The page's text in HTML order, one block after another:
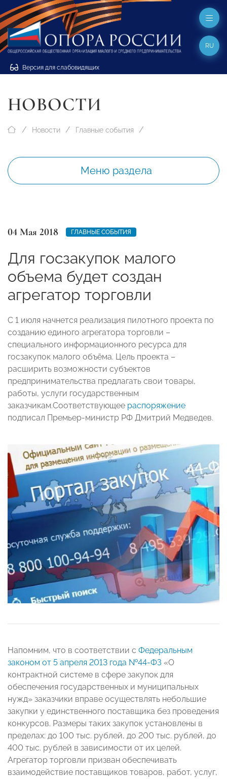
Версия для слабовидящих
RU
НОВОСТИ
Новости Главные события
Меню раздела
04 Мая 2018 ГЛАВНЫЕ СОБЫТИЯ
Для госзакупок малого
объема будет создан
агрегатор торговли
С 1 июля начнется реализация пилотного проекта по
созданию единого агрегатора торговли –
специального информационного ресурса для
госзакупок малого объёма. Цель проекта –
расширить возможности субъектов
предпринимательства предлагать свои товары,
работы, услуги государственным
заказчикам.Соответствующее распоряжение
подписал Премьер-министр РФ Дмитрий Медведев.
Напомним, что в соответствии с Федеральным
законом от 5 апреля 2013 года №44-ФЗ «О
контрактной системе в сфере закупок для
обеспечения государственных и муниципальных
нужд» заказчики вправе осуществлять небольшие
закупки у единственного поставщика без проведения
конкурсов. Размеры таких закупок установлены в
пределах: до 100 тыс. рублей, до 200 тыс. рублей, до
400 тыс. рублей в зависимости от их целей.
Агрегатор торговли призван обеспечивать
взаимодействие поставщиков товаров, работ, услуг,